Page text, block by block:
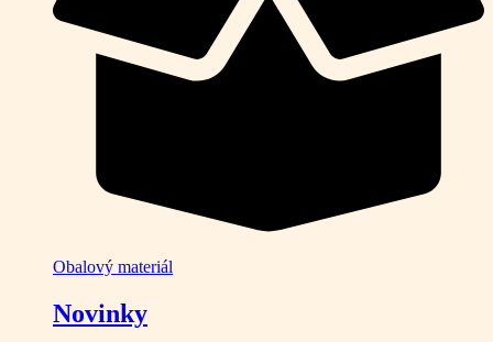
Obalový materiál
Novinky